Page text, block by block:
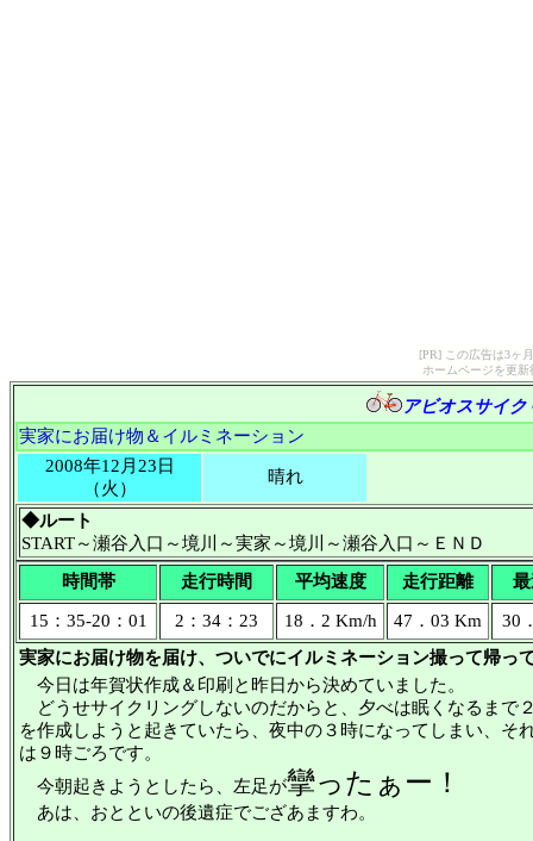
[PR] この広告は3ヶ
ホームページを更
アビオスサイク
実家にお届け物＆イルミネーション
2008年12月23日
（火）
晴れ
◆ルート
START～瀬谷入口～境川～実家～境川～瀬谷入口～ＥＮＤ
時間帯
走行時間 平均速度 走行距離
15：35-20：01 2：34：23 18．2 Km/h 47．03 Km
30
実家にお届け物を届け、ついでにイルミネーション撮って帰っ
今日は年賀状作成＆印刷と昨日から決めていました。
どうせサイクリングしないのだからと、夕べは眠くなるまで
を作成しようと起きていたら、夜中の３時になってしまい、そ
は９時ごろです。
今朝起きようとしたら、左足が攣ったぁー！
あは、おとといの後遺症でござあますわ。